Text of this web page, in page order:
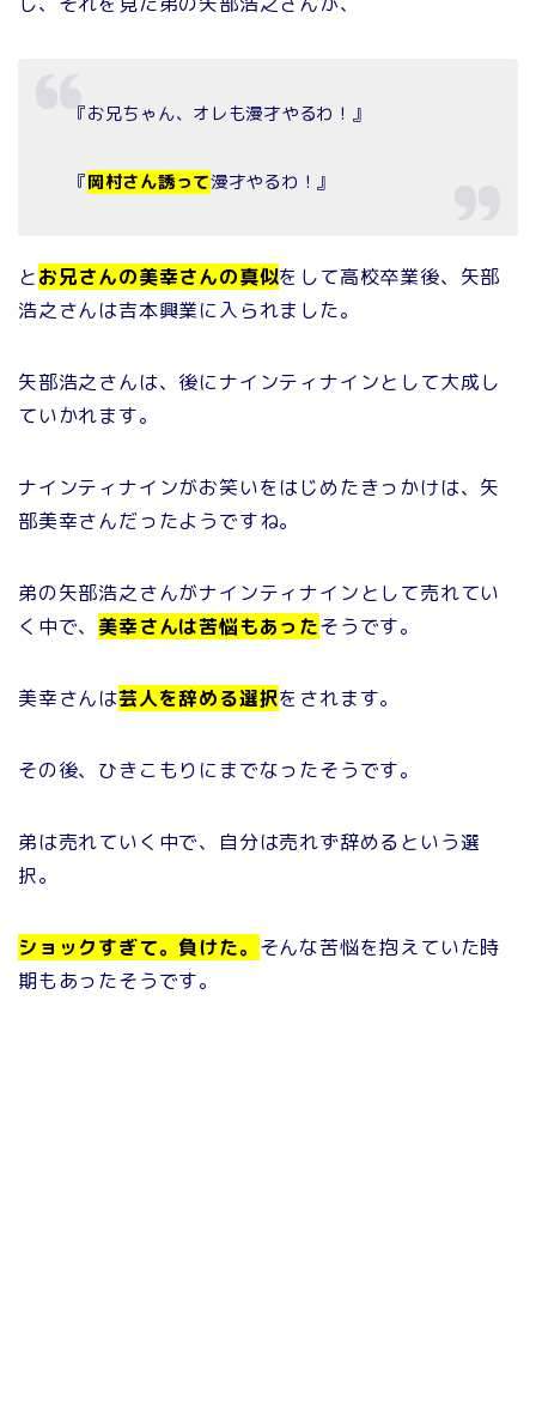
『お兄ちゃん、オレも漫才やるわ！』
『岡村さん誘って漫才やるわ！』
とお兄さんの美幸さんの真似をして高校卒業後、矢部
浩之さんは吉本興業に入られました。
矢部浩之さんは、後にナインティナインとして大成し
ていかれます。
ナインティナインがお笑いをはじめたきっかけは、矢
部美幸さんだったようですね。
弟の矢部浩之さんがナインティナインとして売れてい
く中で、 美幸さんは苦悩もあったそうです。
美幸さんは芸人を辞める選択をされます。
その後、ひきこもりにまでなったそうです。
弟は売れていく中で、自分は売れず辞めるという選
択。
ショックすぎて。負けた。 そんな苦悩を抱えていた時
期もあったそうです。